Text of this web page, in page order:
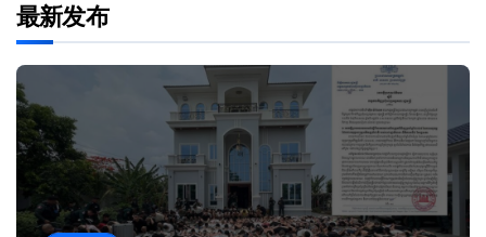
最新发布